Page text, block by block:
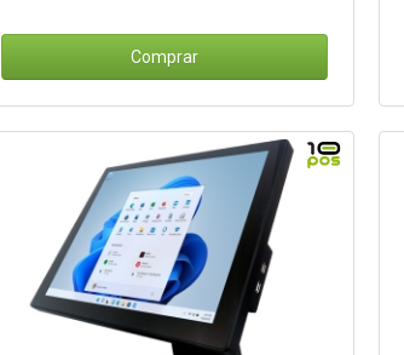
Comprar